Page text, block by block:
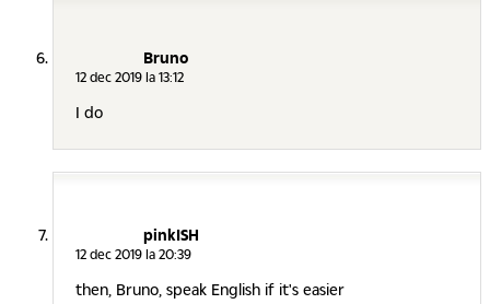
Bruno
12 dec 2019 la 13:12
I do
pinkISH
12 dec 2019 la 20:39
then, Bruno, speak English if it's easier